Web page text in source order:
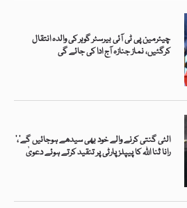
چیئرمین پی ٹی آئی بیرسٹر گوہر کی والدہ انتقال
کرگئیں، نماز جنازہ آج ادا کی جائے گی
’الٹی گنتی کرنے والے خود بھی سیدھے ہوجائیں گے‘،
رانا ثنا اللہ کا پیپلز پارٹی پر تنقید کرتے ہوئے دعویٰ